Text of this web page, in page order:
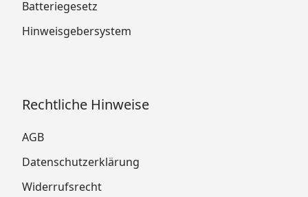
Batteriegesetz
Hinweisgebersystem
Rechtliche Hinweise
AGB
Datenschutzerklärung
Widerrufsrecht